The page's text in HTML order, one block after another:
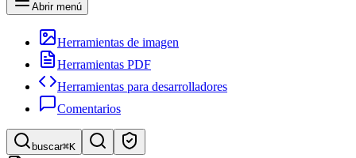
Abrir menú
Herramientas de imagen
Herramientas PDF
Herramientas para desarrolladores
Comentarios
buscar⌘K